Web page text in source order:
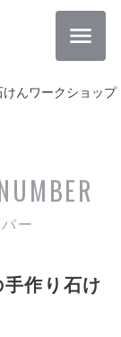
けんワークショップ
ー
作り石け